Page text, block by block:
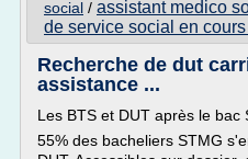
social / assistant medico
de service social en
Recherche de dut
assistance ...
Les BTS et DUT après le bac
55% des bacheliers STMG